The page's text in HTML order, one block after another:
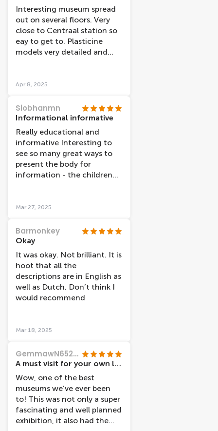
Interesting museum spread
out on several floors. Very
close to Centraal station so
eay to get to. Plasticine
models very detailed and
understand way.
Apr 8, 2025
Siobhanmn
Informational informative
Really educational and
informative Interesting to
see so many great ways to
present the body for
information - the children
Mar 27, 2025
Barmonkey
Okay
It was okay. Not brilliant. It is
hoot that all the
descriptions are in English as
well as Dutch. Don’t think I
would recommend
Mar 18, 2025
GemmawN6527SN
A must visit for your own life!!
Wow, one of the best
museums we’ve ever been
to! This was not only a super
fascinating and well planned
exhibition, it also had the